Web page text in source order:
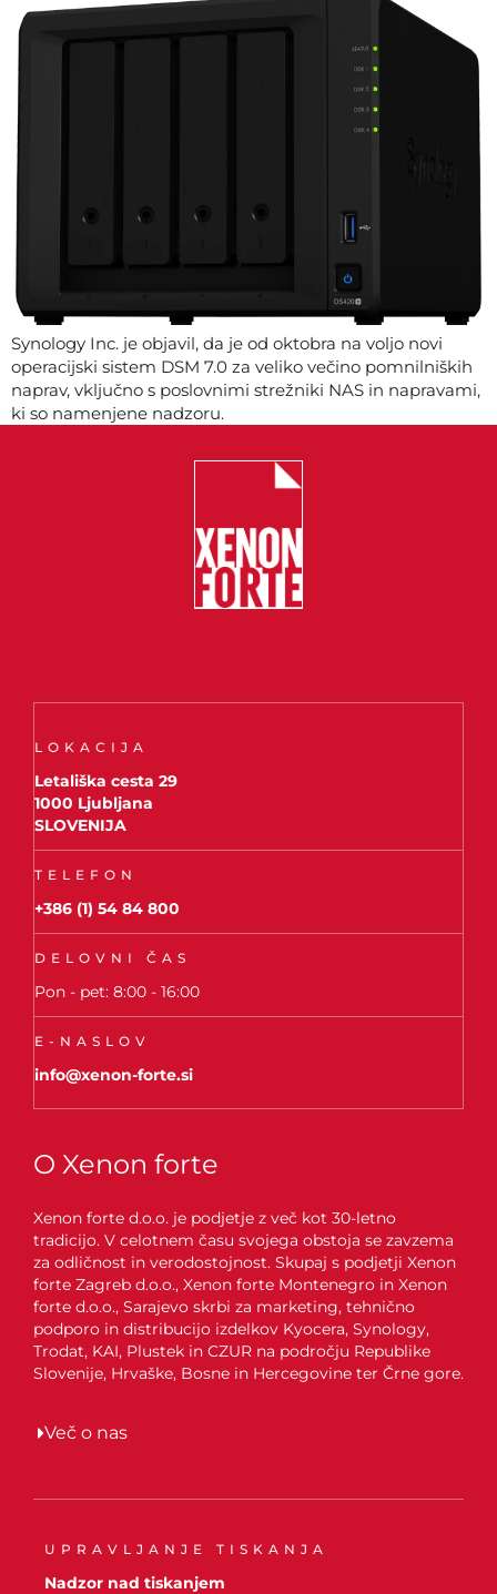
Synology Inc. je objavil, da je od oktobra na voljo novi
operacijski sistem DSM 7.0 za veliko večino pomnilniških
naprav, vključno s poslovnimi strežniki NAS in napravami,
ki so namenjene nadzoru.
LOKACIJA
Letališka cesta 29
1000 Ljubljana
SLOVENIJA
TELEFON
+386 (1) 54 84 800
DELOVNI ČAS
Pon - pet: 8:00 - 16:00
E-NASLOV
info@xenon-forte.si
O Xenon forte
Xenon forte d.o.o. je podjetje z več kot 30-letno
tradicijo. V celotnem času svojega obstoja se zavzema
za odličnost in verodostojnost. Skupaj s podjetji Xenon
forte Zagreb d.o.o., Xenon forte Montenegro in Xenon
forte d.o.o., Sarajevo skrbi za marketing, tehnično
podporo in distribucijo izdelkov Kyocera, Synology,
Trodat, KAI, Plustek in CZUR na področju Republike
Slovenije, Hrvaške, Bosne in Hercegovine ter Črne gore.
Več o nas
UPRAVLJANJE TISKANJA
Nadzor nad tiskanjem